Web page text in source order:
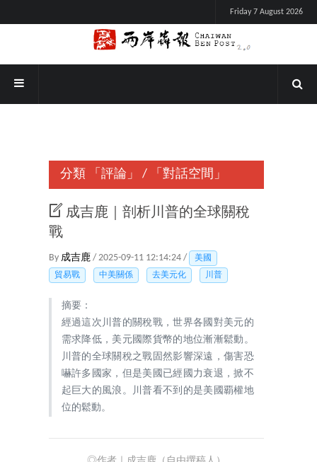
Friday 7 August 2026
分類 「評論」 / 「對話空間」
成吉鹿｜剖析川普的全球關稅
戰
By 成吉鹿 / 2025-09-11 12:14:24 /
美國
貿易戰
中美關係 去美元化 川普
摘要：
經過這次川普的關稅戰，世界各國對美元的
需求降低，美元國際貨幣的地位漸漸鬆動。
川普的全球關稅之戰固然影響深遠，傷害恐
嚇許多國家，但是美國已經國力衰退，掀不
起巨大的風浪。川普看不到的是美國覇權地
位的鬆動。